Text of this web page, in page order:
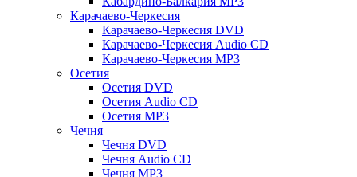
Карачаево-Черкесия
Карачаево-Черкесия DVD
Карачаево-Черкесия Audio CD
Карачаево-Черкесия MP3
Осетия
Осетия DVD
Осетия Audio CD
Осетия MP3
Чечня
Чечня DVD
Чечня Audio CD
Чечня MP3